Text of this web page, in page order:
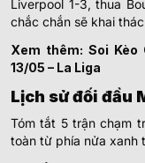
Liverpool 1-3, thua
chắc chắn sẽ khai
Xem thêm: Soi Kèo
13/05 – La Liga
Lịch sử đối đầu
Tóm tắt 5 trận chạm
toàn từ phía nửa xanh